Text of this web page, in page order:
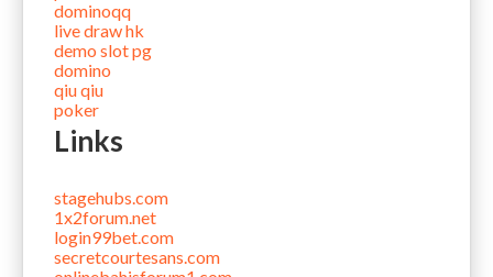
dominoqq
live draw hk
demo slot pg
domino
qiu qiu
poker
Links
stagehubs.com
1x2forum.net
login99bet.com
secretcourtesans.com